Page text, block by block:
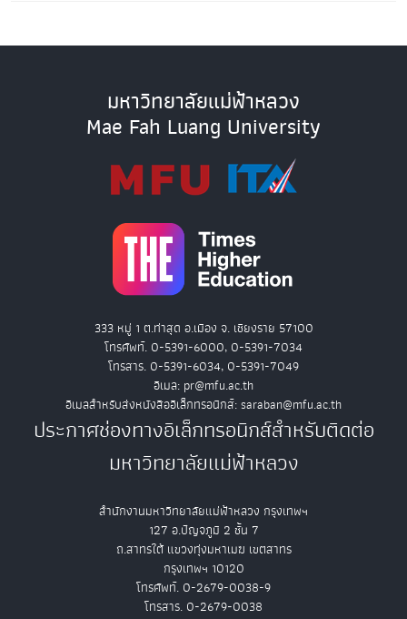
มหาวิทยาลัยแม่ฟ้าหลวง
Mae Fah Luang University
333 หมู่ 1 ต.ท่าสุด อ.เมือง จ. เชียงราย 57100
โทรศัพท์. 0-5391-6000, 0-5391-7034
โทรสาร. 0-5391-6034, 0-5391-7049
อีเมล: pr@mfu.ac.th
อีเมลสำหรับส่งหนังสืออิเล็กทรอนิกส์: saraban@mfu.ac.th
ประกาศช่องทางอิเล็กทรอนิกส์สำหรับติดต่อ
มหาวิทยาลัยแม่ฟ้าหลวง
สำนักงานมหาวิทยาลัยแม่ฟ้าหลวง กรุงเทพฯ
127 อ.ปัญจภูมิ 2 ชั้น 7
ถ.สาทรใต้ แขวงทุ่งมหาเมฆ เขตสาทร
กรุงเทพฯ 10120
โทรศัพท์. 0-2679-0038-9
โทรสาร. 0-2679-0038